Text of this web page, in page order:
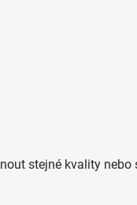
stejné kvality